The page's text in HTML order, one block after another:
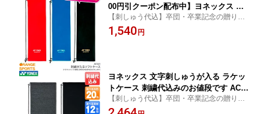
00円引クーポン配布中】ヨネックス 文
字刺しゅうが入る ソフトケース AC541
ラケットケース バドミントンラケット1
【刺しゅう代込】卒団・卒業記念の贈り物
に最適横100cmx縦40cm
1,540円
ヨネックス 文字刺しゅうが入る ラケッ
トケース 刺繍代込みのお値段です AC54
6 ストレッチソフトケース (テニスラケ
ット用) 2段刺繍も追加料金で出来ます
【刺しゅう代込】卒団・卒業記念の贈り物
に最適横35cm×縦80cm